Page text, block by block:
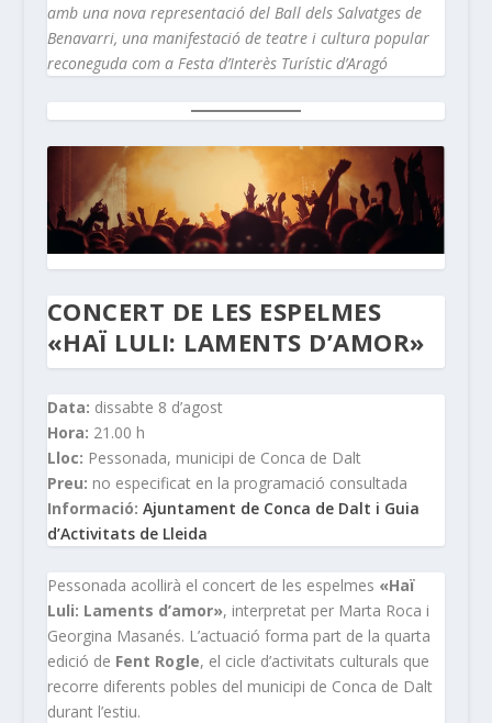
amb una nova representació del Ball dels Salvatges de
Benavarri, una manifestació de teatre i cultura popular
reconeguda com a Festa d’Interès Turístic d’Aragó
CONCERT DE LES ESPELMES
«HAÏ LULI: LAMENTS D’AMOR»
Data: dissabte 8 d’agost
Hora: 21.00 h
Lloc: Pessonada, municipi de Conca de Dalt
Preu: no especificat en la programació consultada
Informació: Ajuntament de Conca de Dalt i Guia
d’Activitats de Lleida
Pessonada acollirà el concert de les espelmes «Haï
Luli: Laments d’amor», interpretat per Marta Roca i
Georgina Masanés. L’actuació forma part de la quarta
edició de Fent Rogle, el cicle d’activitats culturals que
recorre diferents pobles del municipi de Conca de Dalt
durant l’estiu.